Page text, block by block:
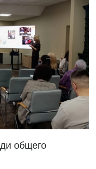
общего